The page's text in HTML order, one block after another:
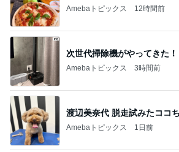
Amebaトピックス 12時間前
次世代掃除機がやってきた！
Amebaトピックス 3時間前
渡辺美奈代 脱走試みたココ
Amebaトピックス 1日前